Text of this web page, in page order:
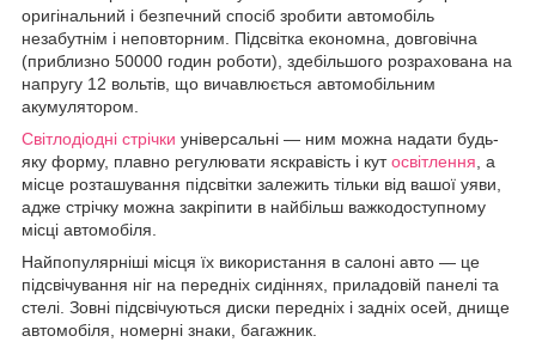
оригінальний і безпечний спосіб зробити автомобіль
незабутнім і неповторним. Підсвітка економна, довговічна
(приблизно 50000 годин роботи), здебільшого розрахована на
напругу 12 вольтів, що вичавлюється автомобільним
акумулятором.
Світлодіодні стрічки універсальні — ним можна надати будь-
яку форму, плавно регулювати яскравість і кутосвітлення, а
місце розташування підсвітки залежить тільки від вашої уяви,
адже стрічку можна закріпити в найбільш важкодоступному
місці автомобіля.
Найпопулярніші місця їх використання в салоні авто — це
підсвічування ніг на передніх сидіннях, приладовій панелі та
стелі. Зовні підсвічуються диски передніх і задніх осей, днище
автомобіля, номерні знаки, багажник.